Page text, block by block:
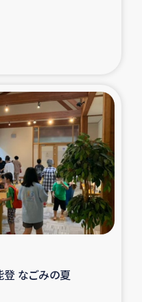
者支援
コーヒー畑改善事業
発被災者支援
上支援
カカオ）事業
なごみの夏